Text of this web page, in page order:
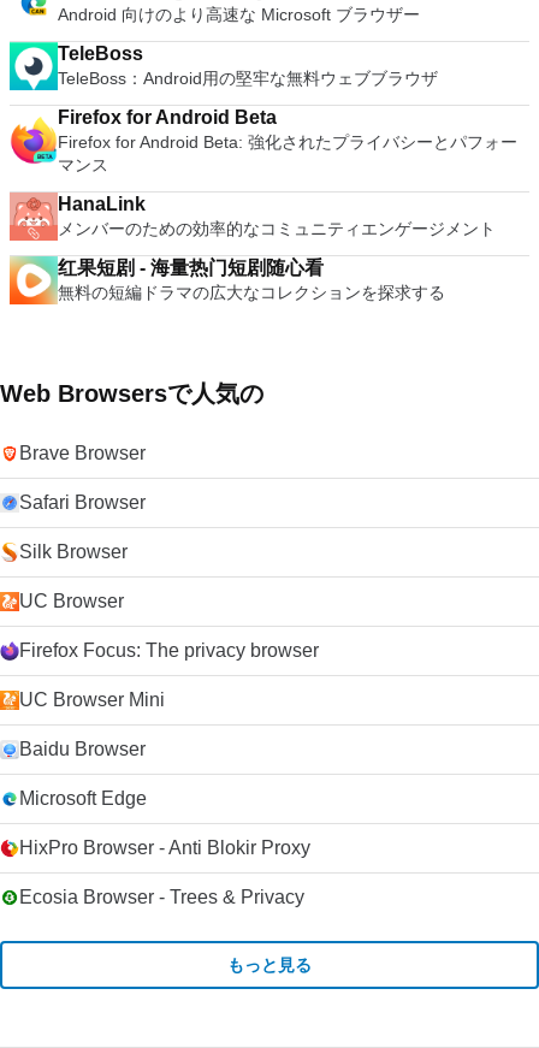
Android 向けのより高速な Microsoft ブラウザー
TeleBoss
TeleBoss：Android用の堅牢な無料ウェブブラウザ
Firefox for Android Beta
Firefox for Android Beta: 強化されたプライバシーとパフォー
マンス
HanaLink
メンバーのための効率的なコミュニティエンゲージメント
红果短剧 - 海量热门短剧随心看
無料の短編ドラマの広大なコレクションを探求する
Web Browsersで人気の
Brave Browser
Safari Browser
Silk Browser
UC Browser
Firefox Focus: The privacy browser
UC Browser Mini
Baidu Browser
Microsoft Edge
HixPro Browser - Anti Blokir Proxy
Ecosia Browser - Trees & Privacy
もっと見る